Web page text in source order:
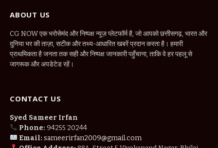
ABOUT US
CG NOW एक भरोसेमंद और निष्पक्ष न्यूज़ प्लेटफॉर्म है, जो आपको छत्तीसगढ़, भारत और
दुनिया भर की ताज़ा, सटीक और तथ्य-आधारित खबरें प्रदान करता है। हमारी
प्राथमिकता है जनता तक सही और निष्पक्ष जानकारी पहुँचाना, ताकि वे हर पहलू से
जागरूक और अपडेटेड रहें।
CONTACT US
Syed Sameer Irfan
Phone: 94255 20244
Email: sameerirfan2009@gmail.com